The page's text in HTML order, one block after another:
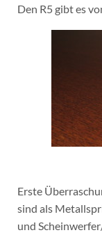
Den R5 gibt es
Erste
sind als
und